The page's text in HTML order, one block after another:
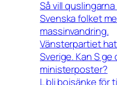
Så vill
Svenska folket
massinvandring.
Vänsterpartiet
Sverige. Kan S
ministerposter?
L bli bojsänke för